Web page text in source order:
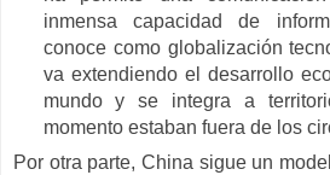
inmensa capacidad de
conoce como globalización
va extendiendo el desarrollo
mundo y se integra a
momento estaban fuera de los
Por otra parte, China sigue un